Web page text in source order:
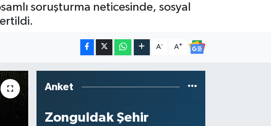
soruşturma neticesinde, sosyal
A- A+
Anket
Zonguldak Şehir